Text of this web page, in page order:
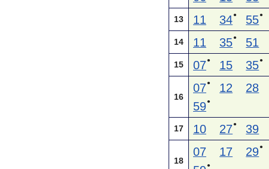
13 11 34● 55●
14 11 35● 51
15 07● 15 35●
16
07● 12 28
59●
17 10 27● 39
18
07 17 29●
●